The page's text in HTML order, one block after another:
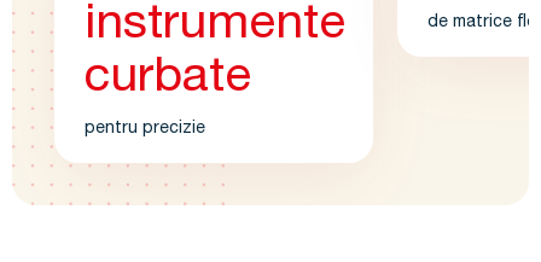
instrumente
curbate
pentru precizie
de matrice